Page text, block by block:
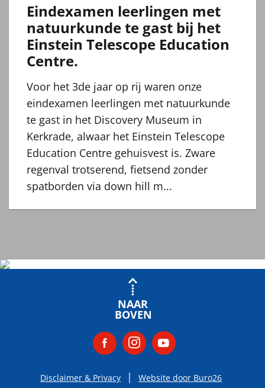
Eindexamen leerlingen met
natuurkunde te gast bij het
Einstein Telescope Education
Centre.
Voor het 3de jaar op rij waren onze
eindexamen leerlingen met natuurkunde
te gast in het Discovery Museum in
Kerkrade, alwaar het Einstein Telescope
Education Centre gehuisvest is. Zware
regenval trotserend, fietsend zonder
spatborden via down hill m...
NAAR
BOVEN
Disclaimer & Privacy Website door Buro26